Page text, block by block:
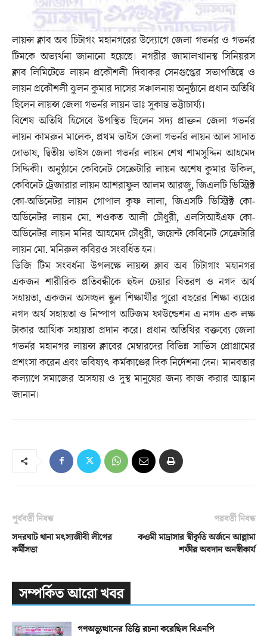
লায়ন্স ক্লাব অব চিটাগং মহানগরের উদ্যোগে জেলা গভর্নর ও গভর্নর
টিমকে অভ্যর্থনা জানানো হয়েছে। নগরীর জামালখানস্থ সিনিয়রস
ক্লাব লিমিটেডে লায়ন প্রকৌশলী দিবাকর সেনগুপ্তের সভাপতিত্বে ও
লায়ন প্রকৌশলী ঝুলন কুমার দাসের সঞ্চালনায় অনুষ্ঠানে প্রধান অতিথি
ছিলেন লায়ন্স জেলা গভর্নর লায়ন ডাঃ সুকান্ত ভট্টাচার্য্য।
বিশেষ অতিথি হিসেবে উপস্থিত ছিলেন সদ্য প্রাক্তন জেলা গভর্নর
লায়ন কামরুন মালেক, প্রথম ভাইস জেলা গভর্নর লায়ন আল সাদাত
দোভাষ, দ্বিতীয় ভাইস জেলা গভর্নর লায়ন শেখ শামসুদ্দিন আহমেদ
সিদ্দিকী। অনুষ্ঠানে কেবিনেট সেক্রেটারি লায়ন অশেষ কুমার উকিল,
কেবিনেট ট্রেজারার লায়ন আশরাফুল আলম আরজু, জিএলটি ডিস্ট্রিক্ট
কো-অর্ডিনেটর লায়ন গোপাল কৃষ্ণ লালা, জিএসটি ডিস্ট্রিক্ট কো-
অর্ডিনেটর লায়ন মো. শওকত আলী চৌধুরী, এলসিআইএফ কো-
অর্ডিনেটর লায়ন মনির আহমেদ চৌধুরী, জয়েন্ট কেবিনেট সেক্রেটারি
লায়ন মো. মনিরুল কবিরও সংবর্ধিত হন।
ডিজি টিম সংবর্ধনা উপলক্ষে লায়ন্স ক্লাব অব চিটাগাং মহানগর
একজন শারীরিক প্রতিবন্ধীকে হুইল চেয়ার বিতরণ ও নগদ অর্থ
সহায়তা, একজন অসচ্ছল স্কুল শিক্ষার্থীর পুরো বছরের শিক্ষা ব্যয়ের
নগদ অর্থ সহায়তা ও নিষ্পাপ অটিজম ফাউন্ডেশন এ নগদ এক লক্ষ
টাকার আর্থিক সহায়তা প্রদান করে। প্রধান অতিথির বক্তব্যে জেলা
গভর্নর মহানগর লায়ন্স ক্লাবের মেম্বারদের বিভিন্ন সার্ভিস প্রোগ্রামের
প্রশংসা করেন এবং ভবিষ্যৎ কর্মকাণ্ডের দিক নির্দেশনা দেন। মানবতার
কল্যাণে সমাজের অসহায় ও দুস্থ মানুষের জন্য কাজ করার আহ্বান
জানান।
পূর্ববর্তী নিবন্ধ
সদরঘাট থানা মৎস্যজীবী লীগের
কর্মীসভা
পরবর্তী নিবন্ধ
কওমী মাদ্রাসার স্বীকৃতি অর্জনে আল্লামা
শফীর অবদান অনস্বীকার্য
সম্পর্কিত আরো খবর
গণঅভ্যুত্থানের ভিত্তি রচনা করেছিল বিএনপি